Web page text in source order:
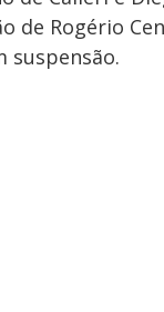
Rogério
suspensão.